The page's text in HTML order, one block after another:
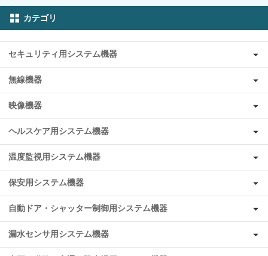
カテゴリ
セキュリティ用システム機器
無線機器
映像機器
ヘルスケア用システム機器
温度監視用システム機器
保安用システム機器
自動ドア・シャッター制御用システム機器
漏水センサ用システム機器